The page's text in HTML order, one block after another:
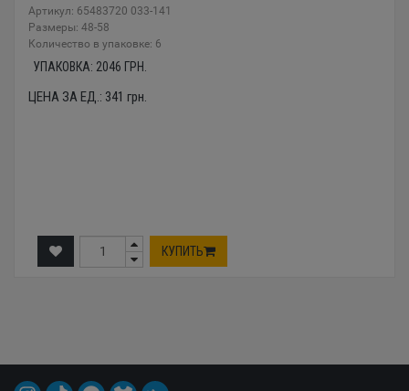
Артикул: 65483720 033-141
Размеры: 48-58
Количество в упаковке: 6
УПАКОВКА: 2046 ГРН.
ЦЕНА ЗА ЕД.: 341 грн.
КУПИТЬ